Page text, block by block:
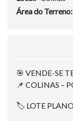
Área do Terreno:
🎯 VENDE-SE
📌 COLINAS –
🏷 LOTE